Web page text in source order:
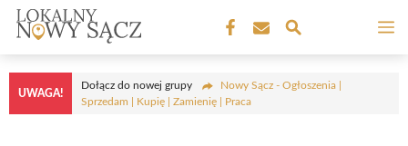
Przejdź
treści
UWAGA!
Dołącz do nowej grupy
Nowy Sącz - Ogłoszenia |
Sprzedam | Kupię | Zamienię | Praca